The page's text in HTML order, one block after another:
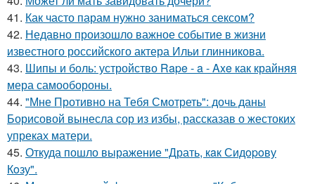
41. Как часто парам нужно заниматься сексом?
42. Недавно произошло важное событие в жизни
известного российского актера Ильи глинникова.
43. Шипы и боль: устройство Rape - a - Axe как крайняя
мера самообороны.
44. "Мне Противно на Тебя Смотреть": дочь даны
Борисовой вынесла сор из избы, рассказав о жестоких
упреках матери.
45. Откуда пошло выражение "Драть, кaк Сидopoву
Кoзу".